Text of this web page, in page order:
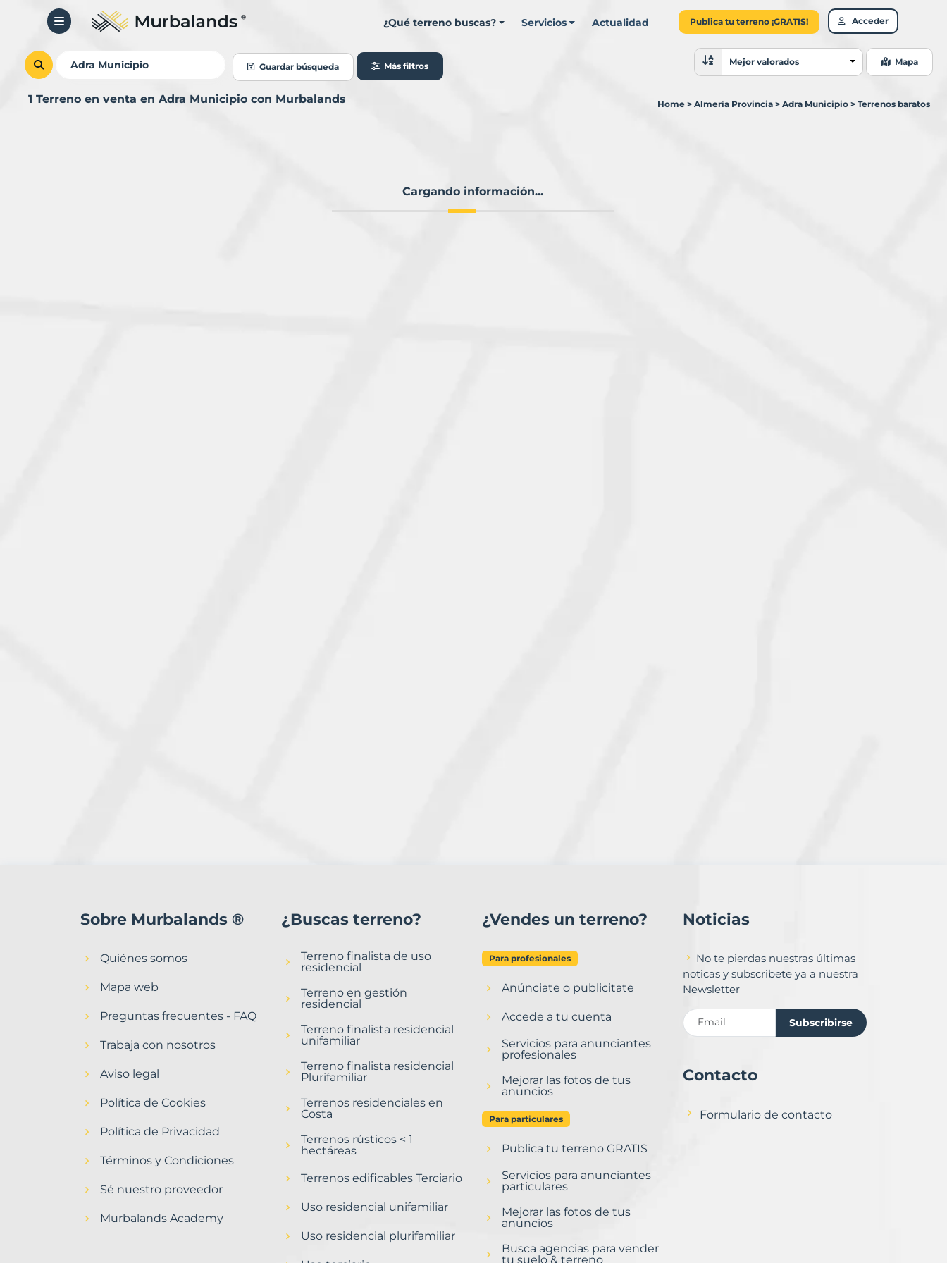
¿Qué terreno buscas? Servicios Actualidad Publica tu terreno ¡GRATIS! Acceder
Guardar búsqueda Más filtros
Ordenar resultados
Mejor valorados Mapa
1 Terreno en venta en Adra Municipio con Murbalands Home > Almería Provincia > Adra Municipio > Terrenos baratos
Cargando información...
Sobre Murbalands ®
Quiénes somos
Mapa web
Preguntas frecuentes - FAQ
Trabaja con nosotros
Aviso legal
Política de Cookies
Política de Privacidad
Términos y Condiciones
Sé nuestro proveedor
Murbalands Academy
¿Buscas terreno?
Terreno finalista de uso
residencial
Terreno en gestión
residencial
Terreno finalista residencial
unifamiliar
Terreno finalista residencial
Plurifamiliar
Terrenos residenciales en
Costa
Terrenos rústicos < 1
hectáreas
Terrenos edificables Terciario
Uso residencial unifamiliar
Uso residencial plurifamiliar
¿Vendes un terreno?
Para profesionales
Anúnciate o publicitate
Accede a tu cuenta
Servicios para anunciantes
profesionales
Mejorar las fotos de tus
anuncios
Para particulares
Publica tu terreno GRATIS
Servicios para anunciantes
particulares
Mejorar las fotos de tus
anuncios
Busca agencias para vender
tu suelo & terreno
Noticias
No te pierdas nuestras últimas
noticas y subscribete ya a nuestra
Newsletter
Subscribirse
Contacto
Formulario de contacto